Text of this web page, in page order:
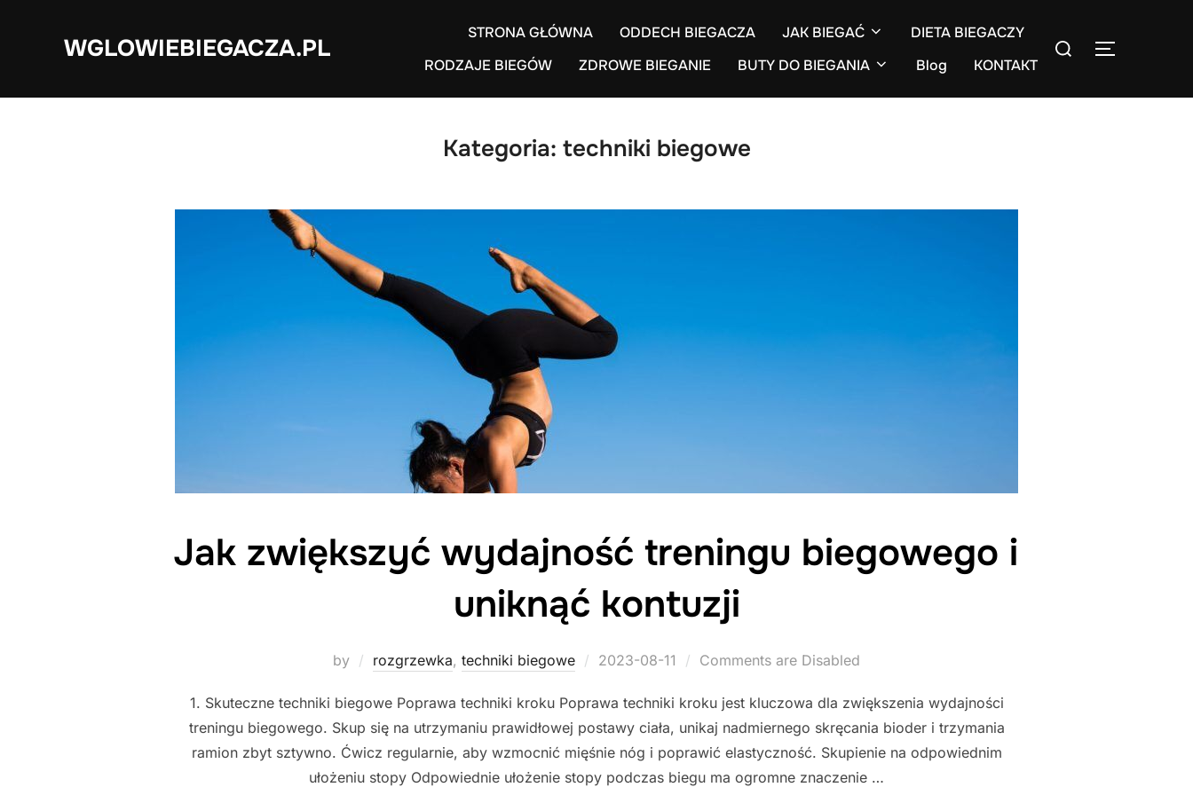
WGLOWIEBIEGACZA.PL
STRONA GŁÓWNA ODDECH BIEGACZA JAK BIEGAĆ
DIETA BIEGACZY
RODZAJE BIEGÓW
ZDROWE BIEGANIE BUTY DO BIEGANIA Blog KONTAKT
Search
TOGGLE
Kategoria: techniki biegowe
Jak zwiększyć wydajność treningu biegowego i
uniknąć kontuzji
by rozgrzewka, techniki biegowe
Posted
2023-08-11 Comments are Disabled
1. Skuteczne techniki biegowe Poprawa techniki kroku Poprawa techniki kroku jest kluczowa dla zwiększenia wydajności
treningu biegowego. Skup się na utrzymaniu prawidłowej postawy ciała, unikaj nadmiernego skręcania bioder i trzymania
ramion zbyt sztywno. Ćwicz regularnie, aby wzmocnić mięśnie nóg i poprawić elastyczność. Skupienie na odpowiednim
ułożeniu stopy Odpowiednie ułożenie stopy podczas biegu ma ogromne znaczenie …